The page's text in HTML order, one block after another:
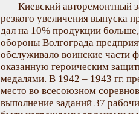
Киевский авторемонтный
резкого увеличения выпуска
дал на 10% продукции
обороны Волгограда
обслуживало воинские части
оказанную героическим
медалями. В 1942 – 1943 гг.
место во всесоюзном
выполнение заданий 37